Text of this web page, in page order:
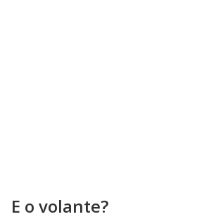
E o volante?